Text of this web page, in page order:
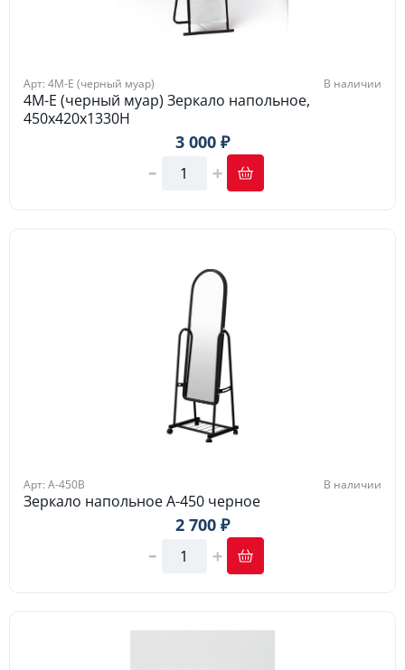
Арт: 4М-E (черный муар) В наличии
4М-E (черный муар) Зеркало напольное,
450х420х1330H
3 000 ₽
Арт: A-450B В наличии
Зеркало напольное A-450 черное
2 700 ₽